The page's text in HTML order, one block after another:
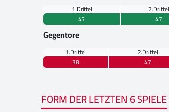
1.Drittel 2.Drittel
47
47
Gegentore
1.Drittel 2.Drittel
38
47
FORM DER LETZTEN 6 SPIELE